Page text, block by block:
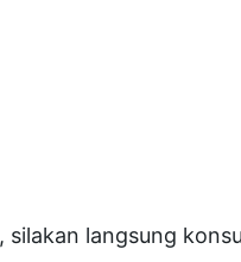
langsung